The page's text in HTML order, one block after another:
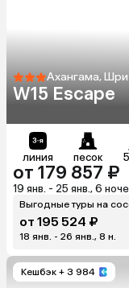
Ахангама,
W15 Escape
линия песок
от 179 857 ₽
19 янв. - 25 янв., 6
Выгодные туры на
от 195 524 ₽
18 янв. - 26 янв., 8 н.
Кешбэк + 3 984